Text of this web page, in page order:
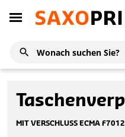
MIT VERSCHLUSS ECMA F7012